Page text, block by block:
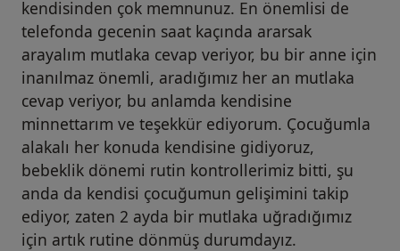
kendisinden çok memnunuz. En önemlisi de
telefonda gecenin saat kaçında ararsak
arayalım mutlaka cevap veriyor, bu bir anne için
inanılmaz önemli, aradığımız her an mutlaka
cevap veriyor, bu anlamda kendisine
minnettarım ve teşekkür ediyorum. Çocuğumla
alakalı her konuda kendisine gidiyoruz,
bebeklik dönemi rutin kontrollerimiz bitti, şu
anda da kendisi çocuğumun gelişimini takip
ediyor, zaten 2 ayda bir mutlaka uğradığımız
için artık rutine dönmüş durumdayız.